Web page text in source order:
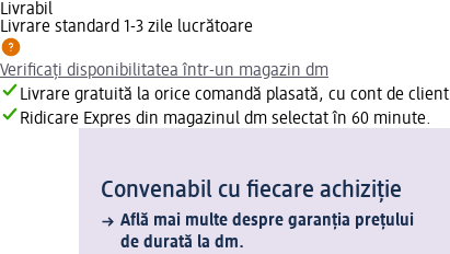
Livrabil
Livrare standard 1-3 zile lucrătoare
Verificați disponibilitatea într-un magazin dm
Livrare gratuită la orice comandă plasată, cu cont de client
Ridicare Expres din magazinul dm selectat în 60 minute.
Convenabil cu fiecare achiziție
Află mai multe despre garanția prețului
de durată la dm.